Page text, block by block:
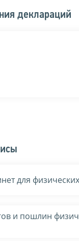
деклараций
для
и пошлин